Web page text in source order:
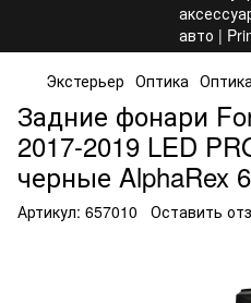
Экстерьер Оптика
Задние фонари
2017-2019 LED
черные AlphaRex
Артикул: 657010 Оставить